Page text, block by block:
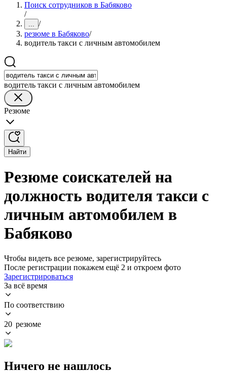
Поиск сотрудников в Бабяково
/
... /
резюме в Бабяково/
водитель такси с личным автомобилем
водитель такси с личным автомобилем
Резюме
Найти
Резюме соискателей на
должность водителя такси с
личным автомобилем в
Бабяково
Чтобы видеть все резюме, зарегистрируйтесь
После регистрации покажем ещё 2 и откроем фото
Зарегистрироваться
За всё время
По соответствию
20 резюме
Ничего не нашлось